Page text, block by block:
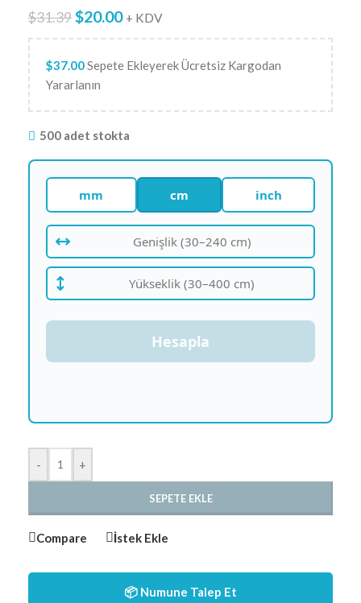
$31.39$20.00 + KDV
$37.00Sepete Ekleyerek Ücretsiz Kargodan
Yararlanın
500 adet stokta
mm cm inch
Hesapla
- +
SEPETE EKLE
Compare İstek Ekle
📦 Numune Talep Et